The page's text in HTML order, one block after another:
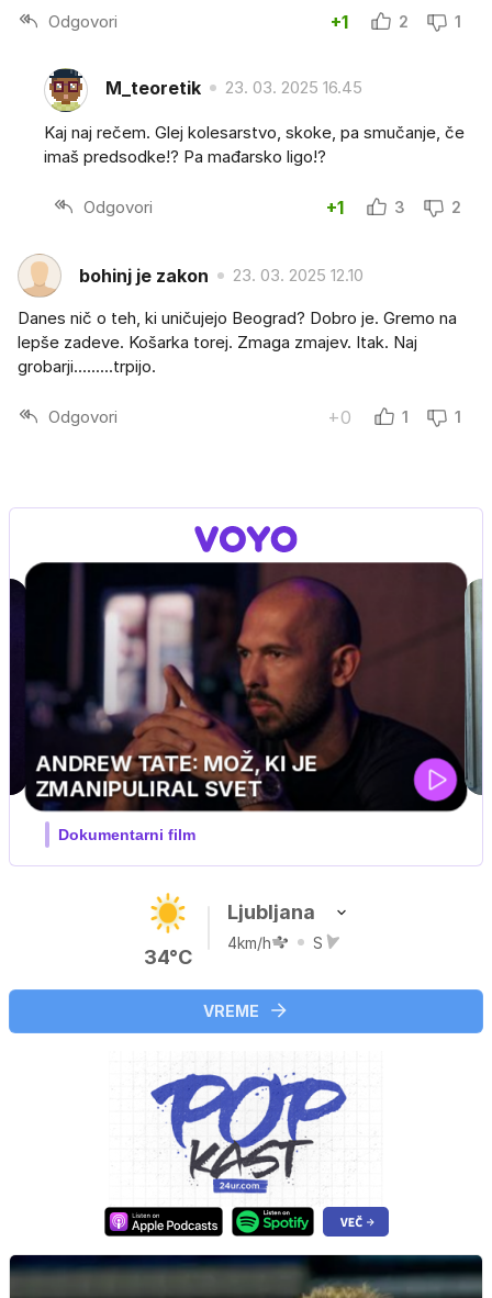
Odgovori +1 2 1
M_teoretik 23. 03. 2025 16.45
Kaj naj rečem. Glej kolesarstvo, skoke, pa smučanje, če
imaš predsodke!? Pa mađarsko ligo!?
Odgovori +1 3 2
bohinj je zakon 23. 03. 2025 12.10
Danes nič o teh, ki uničujejo Beograd? Dobro je. Gremo na
lepše zadeve. Košarka torej. Zmaga zmajev. Itak. Naj
grobarji.........trpijo.
Odgovori +0 1 1
34°C
Ljubljana
4km/h S
VREME